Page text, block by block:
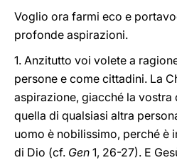
Voglio ora farmi eco e
profonde aspirazioni.
1. Anzitutto voi volete a
persone e come cittadini. La
aspirazione, giacché la vostra
quella di qualsiasi altra
uomo è nobilissimo, perché è
di Dio (cf. Gen 1, 26-27). E